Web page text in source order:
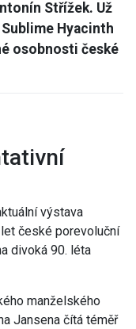
Střížek. Už
Hyacinth
osobnosti české
výstava
české porevoluční
divoká 90. léta
manželského
Jansena čítá téměř